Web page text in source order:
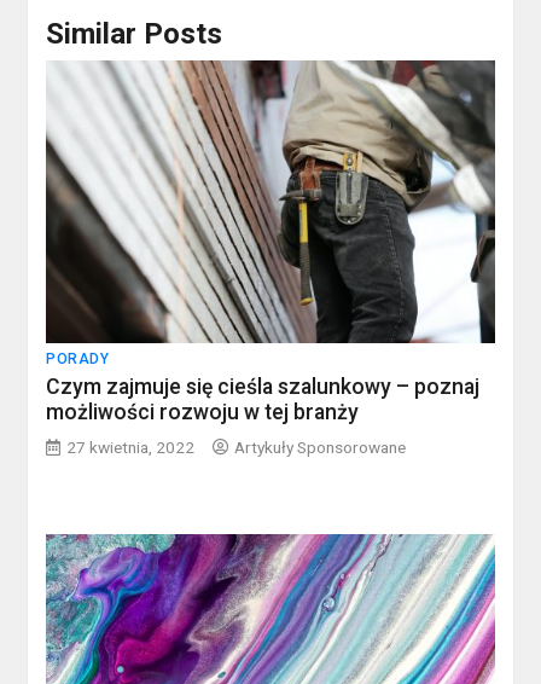
Similar Posts
PORADY
Czym zajmuje się cieśla szalunkowy – poznaj
możliwości rozwoju w tej branży
27 kwietnia, 2022 Artykuły Sponsorowane